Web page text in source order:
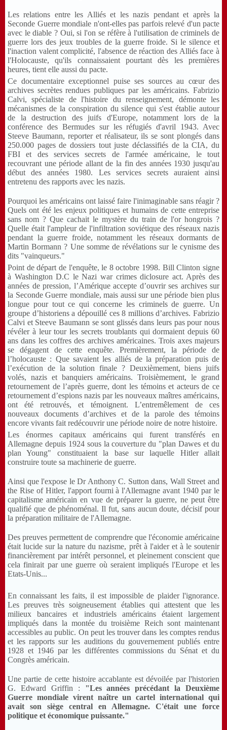
Les relations entre les Alliés et les nazis pendant et après la
Seconde Guerre mondiale n'ont-elles pas parfois relevé d'un pacte
avec le diable ? Oui, si l'on se réfère à l'utilisation de criminels de
guerre lors des jeux troubles de la guerre froide. Si le silence et
l'inaction valent complicité, l'absence de réaction des Alliés face à
l'Holocauste, qu'ils connaissaient pourtant dès les premières
heures, tient elle aussi du pacte.
Ce documentaire exceptionnel puise ses sources au cœur des
archives secrètes rendues publiques par les américains. Fabrizio
Calvi, spécialiste de l'histoire du renseignement, démonte les
mécanismes de la conspiration du silence qui s'est établie autour
de la destruction des juifs d'Europe, notamment lors de la
conférence des Bermudes sur les réfugiés d'avril 1943. Avec
Steeve Baumann, reporter et réalisateur, ils se sont plongés dans
250.000 pages de dossiers tout juste déclassifiés de la CIA, du
FBI et des services secrets de l'armée américaine, le tout
recouvrant une période allant de la fin des années 1930 jusqu'au
début des années 1980. Les services secrets auraient ainsi
entretenu des rapports avec les nazis.
Pourquoi les américains ont laissé faire l'inimaginable sans réagir ?
Quels ont été les enjeux politiques et humains de cette entreprise
sans nom ? Que cachait le mystère du train de l'or hongrois ?
Quelle était l'ampleur de l'infiltration soviétique des réseaux nazis
pendant la guerre froide, notamment les réseaux dormants de
Martin Bormann ? Une somme de révélations sur le cynisme des
dits "vainqueurs."
Point de départ de l'enquête, le 8 octobre 1998. Bill Clinton signe
à Washington D.C le Nazi war crimes diclosure act. Après des
années de pression, l’Amérique accepte d’ouvrir ses archives sur
la Seconde Guerre mondiale, mais aussi sur une période bien plus
longue pour tout ce qui concerne les criminels de guerre. Un
groupe d’historiens a dépouillé ces 8 millions d’archives. Fabrizio
Calvi et Steeve Baumann se sont glissés dans leurs pas pour nous
révéler à leur tour les secrets troublants qui dormaient depuis 60
ans dans les coffres des archives américaines. Trois axes majeurs
se dégagent de cette enquête. Premièrement, la période de
l’holocauste : Que savaient les alliés de la préparation puis de
l’exécution de la solution finale ? Deuxièmement, biens juifs
volés, nazis et banquiers américains. Troisièmement, le grand
retournement de l’après guerre, dont les témoins et acteurs de ce
retournement d’espions nazis par les nouveaux maîtres américains,
ont été retrouvés, et témoignent. L’entremêlement de ces
nouveaux documents d’archives et de la parole des témoins
encore vivants fait redécouvrir une période noire de notre histoire.
Les énormes capitaux américains qui furent transférés en
Allemagne depuis 1924 sous la couverture du "plan Dawes et du
plan Young" constituaient la base sur laquelle Hitler allait
construire toute sa machinerie de guerre.
Ainsi que l'expose le Dr Anthony C. Sutton dans, Wall Street and
the Rise of Hitler, l'apport fourni à l'Allemagne avant 1940 par le
capitalisme américain en vue de préparer la guerre, ne peut être
qualifié que de phénoménal. Il fut, sans aucun doute, décisif pour
la préparation militaire de l'Allemagne.
Des preuves permettent de comprendre que l'économie américaine
était lucide sur la nature du nazisme, prêt à l'aider et à le soutenir
financièrement par intérêt personnel, et pleinement conscient que
cela finirait par une guerre où seraient impliqués l'Europe et les
Etats-Unis...
En connaissant les faits, il est impossible de plaider l'ignorance.
Les preuves très soigneusement établies qui attestent que les
milieux bancaires et industriels américains étaient largement
impliqués dans la montée du troisième Reich sont maintenant
accessibles au public. On peut les trouver dans les comptes rendus
et les rapports sur les auditions du gouvernement publiés entre
1928 et 1946 par les différentes commissions du Sénat et du
Congrès américain.
Une partie de cette histoire accablante est dévoilée par l'historien
G. Edward Griffin : "Les années précédant la Deuxième
Guerre mondiale virent naître un cartel international qui
avait son siège central en Allemagne. C'était une force
politique et économique puissante."